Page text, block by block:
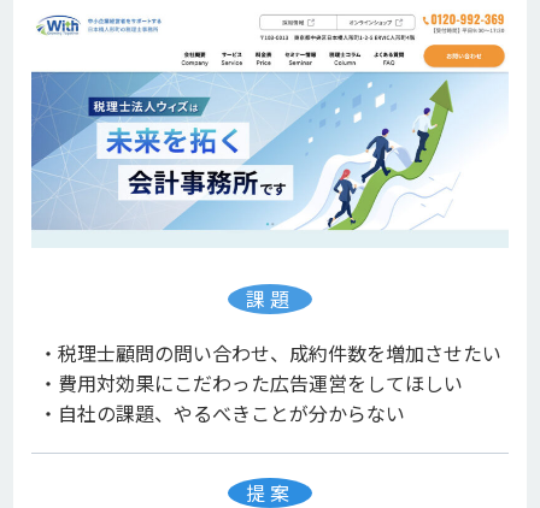
課題
・税理士顧問の問い合わせ、成約件数を増加させたい
・費用対効果にこだわった広告運営をしてほしい
・自社の課題、やるべきことが分からない
提案